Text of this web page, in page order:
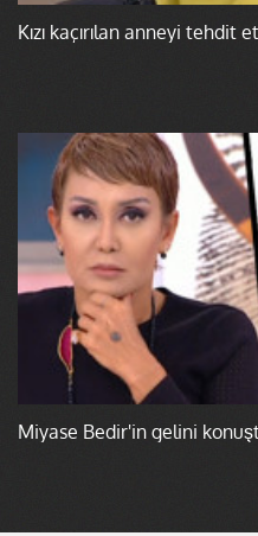
Kızı kaçırılan anneyi tehdit
Miyase Bedir'in gelini